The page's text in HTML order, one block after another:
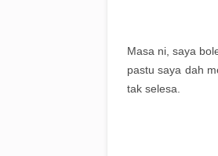
Masa ni, saya
pastu saya dah
tak selesa.